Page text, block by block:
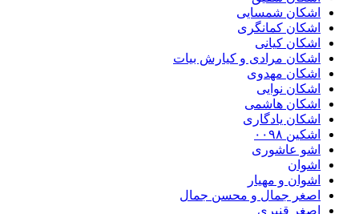
اشکان شمسایی
اشکان‌ کمانگری
اشکان کیانی
اشکان مرادی و کیارش بیات
اشکان مهدوی
اشکان نوایی
اشکان هاشمی
اشکان یادگاری
اشکین ۰۰۹۸
اشو عاشوری
اشوان
اشوان و مهیار
اصغر جمال و محسن جمال
اصغر قنبری